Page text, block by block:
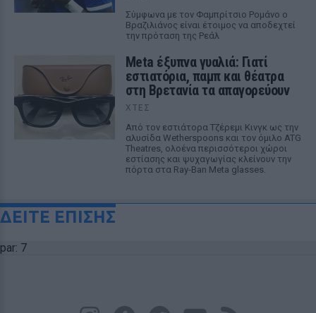
Σύμφωνα με τον Φαμπρίτσιο Ρομάνο ο
Βραζιλιάνος είναι έτοιμος να αποδεχτεί
την πρόταση της Ρεάλ
Meta έξυπνα γυαλιά: Γιατί
εστιατόρια, παμπ και θέατρα
στη Βρετανία τα απαγορεύουν
ΧΤΕΣ
Από τον εστιάτορα Τζέρεμι Κινγκ ως την
αλυσίδα Wetherspoons και τον όμιλο ATG
Theatres, ολοένα περισσότεροι χώροι
εστίασης και ψυχαγωγίας κλείνουν την
πόρτα στα Ray-Ban Meta glasses.
ΔΕΙΤΕ ΕΠΙΣΗΣ
par: 7